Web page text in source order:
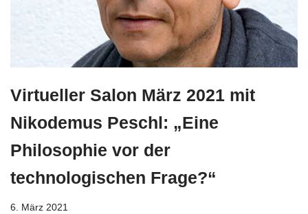
Virtueller Salon März 2021 mit
Nikodemus Peschl: „Eine
Philosophie vor der
technologischen Frage?“
6. März 2021